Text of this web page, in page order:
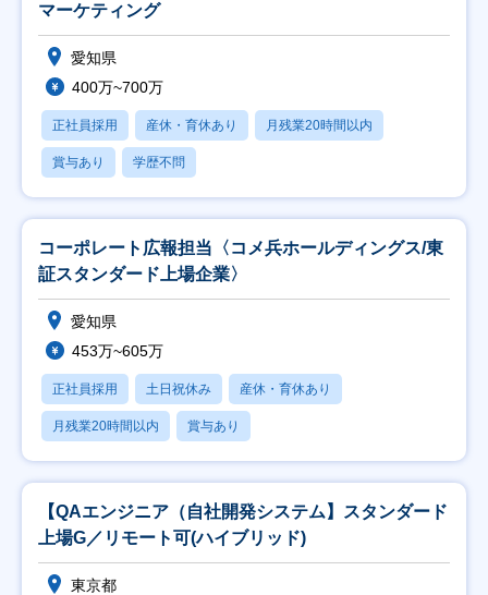
マーケティング
愛知県
400万~700万
正社員採用 産休・育休あり 月残業20時間以内
賞与あり 学歴不問
コーポレート広報担当〈コメ兵ホールディングス/東
証スタンダード上場企業〉
愛知県
453万~605万
正社員採用 土日祝休み 産休・育休あり
月残業20時間以内 賞与あり
【QAエンジニア（自社開発システム】スタンダード
上場G／リモート可(ハイブリッド)
東京都